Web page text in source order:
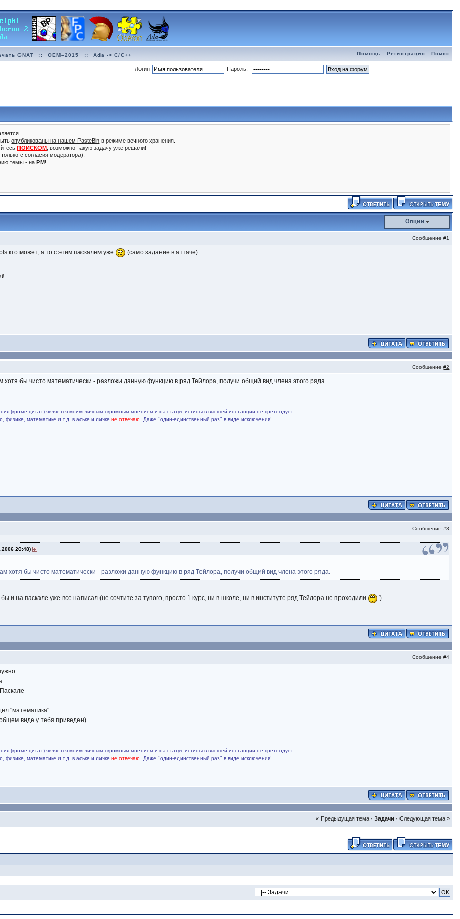
GNAT :: OEM–2015 :: Ada -> C/C++ Помощь Регистрация Поиск
Логин Пароль:
...
опубликованы на нашем PasteBin в режиме вечного хранения.
ПОИСКОМ , возможно такую задачу уже решали!
с согласия модератора).
темы - наPM!
Опции
Сообщение#1
кто может, а то с этим паскалем уже (само задание в аттаче)
Сообщение#2
хотя бы чисто математически - разложи данную функцию в ряд Тейлора, получи общий вид члена этого ряда.
(кроме цитат) является моим личным скромным мнением и на статус истины в высшей инстанции не претендует.
физике, математике и т.д. в аське и личкене отвечаю. Даже "один-единственный раз" в виде исключения!
Сообщение#3
20:48)
хотя бы чисто математически - разложи данную функцию в ряд Тейлора, получи общий вид члена этого ряда.
и на паскале уже все написал (не сочтите за тупого, просто 1 курс, ни в школе, ни в институте ряд Тейлора не проходили )
Сообщение#4
"математика"
виде у тебя приведен)
(кроме цитат) является моим личным скромным мнением и на статус истины в высшей инстанции не претендует.
физике, математике и т.д. в аське и личкене отвечаю. Даже "один-единственный раз" в виде исключения!
« Предыдущая тема· Задачи · Следующая тема »